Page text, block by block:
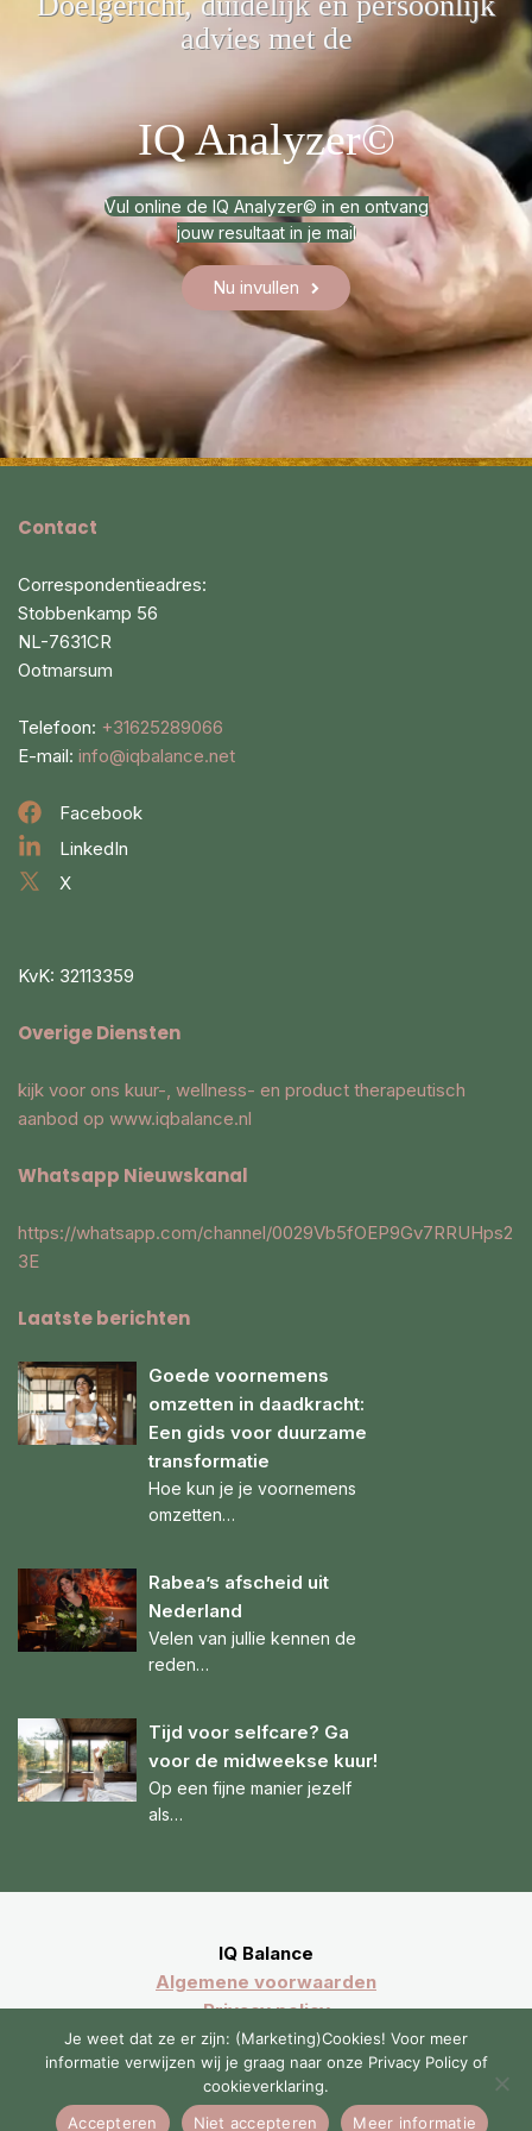
advies met de
IQ Analyzer©
Vul online de IQ Analyzer© in en ontvang
jouw resultaat in je mail
Nu invullen
Contact
Correspondentieadres:
Stobbenkamp 56
NL-7631CR
Ootmarsum
Telefoon: +31625289066
E-mail: info@iqbalance.net
Facebook
LinkedIn
X
KvK: 32113359
Overige Diensten
kijk voor ons kuur-, wellness- en product therapeutisch
aanbod op www.iqbalance.nl
Whatsapp Nieuwskanal
https://whatsapp.com/channel/0029Vb5fOEP9Gv7RRUHps2
3E
Laatste berichten
Goede voornemens
omzetten in daadkracht:
Een gids voor duurzame
transformatie
Hoe kun je je voornemens
omzetten…
Rabea’s afscheid uit
Nederland
Velen van jullie kennen de
reden…
Tijd voor selfcare? Ga
voor de midweekse kuur!
Op een fijne manier jezelf
als…
IQ Balance
Algemene voorwaarden
Privacy policy
Sitemap
Je weet dat ze er zijn: (Marketing)Cookies! Voor meer
informatie verwijzen wij je graag naar onze Privacy Policy of
cookieverklaring.
Accepteren
Niet accepteren Meer informatie